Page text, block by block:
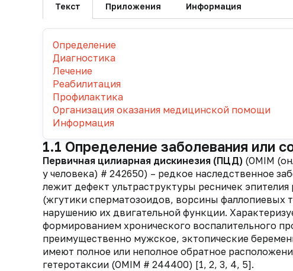
Текст Приложения Информация
Определение
Диагностика
Лечение
Реабилитация
Профилактика
Организация оказания медицинской помощи
Информация
1.1 Определение заболевания или
Первичная цилиарная дискинезия (ПЦД) (OMIM
у человека) # 242650) – редкое наследственное
лежит дефект ультраструктуры ресничек
(жгутики сперматозоидов, ворсины
нарушению их двигательной функции.
формированием хронического воспалительного
преимущественно мужское, эктопические
имеют полное или неполное обратное
гетеротаксии (OMIM # 244400) [1, 2, 3, 4, 5].